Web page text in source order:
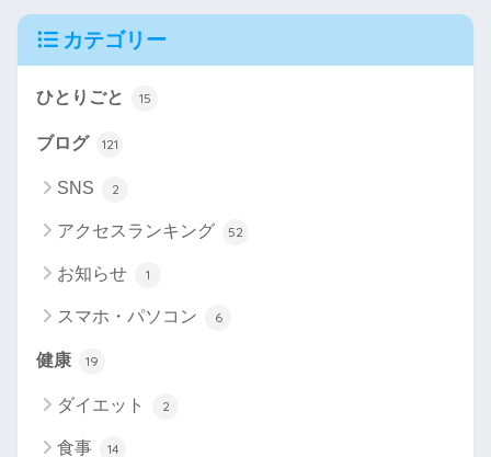
カテゴリー
ひとりごと 15
ブログ 121
SNS 2
アクセスランキング 52
お知らせ 1
スマホ・パソコン 6
健康 19
ダイエット 2
食事 14